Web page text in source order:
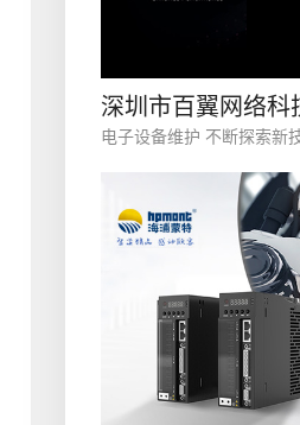
深圳市百翼网络科
电子设备维护 不断探索新